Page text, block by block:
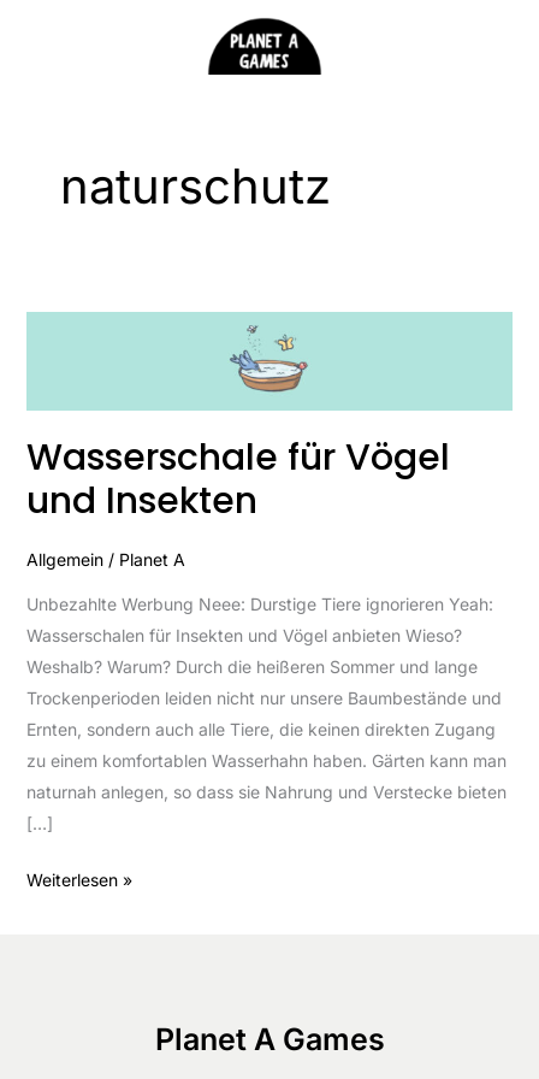
naturschutz
Wasserschale für Vögel
und Insekten
Allgemein/ Planet A
Unbezahlte Werbung Neee: Durstige Tiere ignorieren Yeah:
Wasserschalen für Insekten und Vögel anbieten Wieso?
Weshalb? Warum? Durch die heißeren Sommer und lange
Trockenperioden leiden nicht nur unsere Baumbestände und
Ernten, sondern auch alle Tiere, die keinen direkten Zugang
zu einem komfortablen Wasserhahn haben. Gärten kann man
naturnah anlegen, so dass sie Nahrung und Verstecke bieten
[…]
Wasserschale
Weiterlesen »
Planet A Games